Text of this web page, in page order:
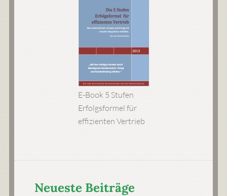
E-Book 5 Stufen
Erfolgsformel für
effizienten Vertrieb
Neueste Beiträge